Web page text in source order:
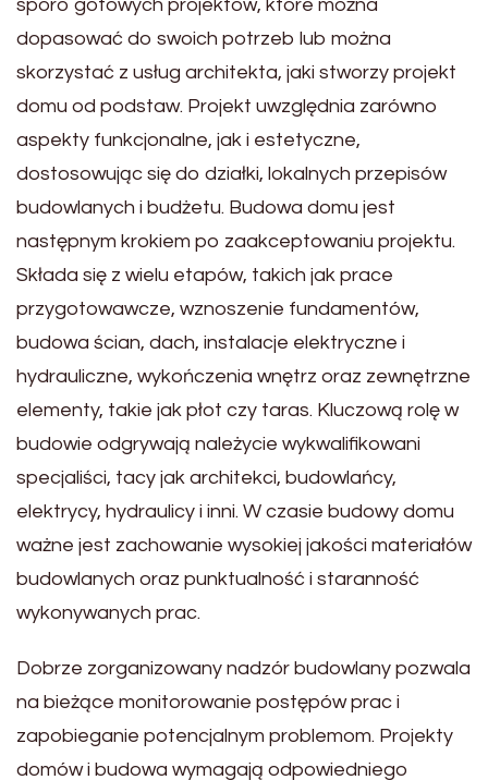
sporo gotowych projektów, które można
dopasować do swoich potrzeb lub można
skorzystać z usług architekta, jaki stworzy projekt
domu od podstaw. Projekt uwzględnia zarówno
aspekty funkcjonalne, jak i estetyczne,
dostosowując się do działki, lokalnych przepisów
budowlanych i budżetu. Budowa domu jest
następnym krokiem po zaakceptowaniu projektu.
Składa się z wielu etapów, takich jak prace
przygotowawcze, wznoszenie fundamentów,
budowa ścian, dach, instalacje elektryczne i
hydrauliczne, wykończenia wnętrz oraz zewnętrzne
elementy, takie jak płot czy taras. Kluczową rolę w
budowie odgrywają należycie wykwalifikowani
specjaliści, tacy jak architekci, budowlańcy,
elektrycy, hydraulicy i inni. W czasie budowy domu
ważne jest zachowanie wysokiej jakości materiałów
budowlanych oraz punktualność i staranność
wykonywanych prac.
Dobrze zorganizowany nadzór budowlany pozwala
na bieżące monitorowanie postępów prac i
zapobieganie potencjalnym problemom. Projekty
domów i budowa wymagają odpowiedniego